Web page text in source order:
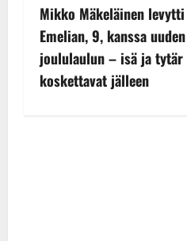
n
a
Mikko Mäkeläinen levytti
Emelian, 9, kanssa uuden
joululaulun – isä ja tytär
koskettavat jälleen